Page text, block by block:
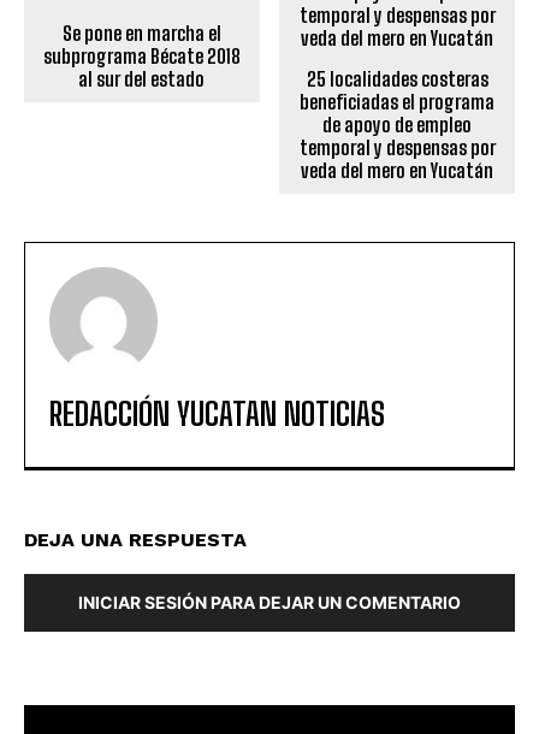
Se pone en marcha el
subprograma Bécate 2018
al sur del estado
25 localidades costeras
beneficiadas el programa
de apoyo de empleo
temporal y despensas por
veda del mero en Yucatán
REDACCIÓN YUCATAN NOTICIAS
DEJA UNA RESPUESTA
INICIAR SESIÓN PARA DEJAR UN COMENTARIO